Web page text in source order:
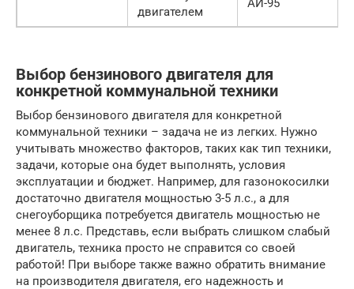
двигателем
Выбор бензинового двигателя для
конкретной коммунальной техники
Выбор бензинового двигателя для конкретной
коммунальной техники – задача не из легких. Нужно
учитывать множество факторов, таких как тип техники,
задачи, которые она будет выполнять, условия
эксплуатации и бюджет. Например, для газонокосилки
достаточно двигателя мощностью 3-5 л.с., а для
снегоуборщика потребуется двигатель мощностью не
менее 8 л.с. Представь, если выбрать слишком слабый
двигатель, техника просто не справится со своей
работой! При выборе также важно обратить внимание
на производителя двигателя, его надежность и